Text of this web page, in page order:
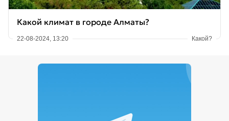
Какой климат в городе Алматы?
22-08-2024, 13:20 Какой?